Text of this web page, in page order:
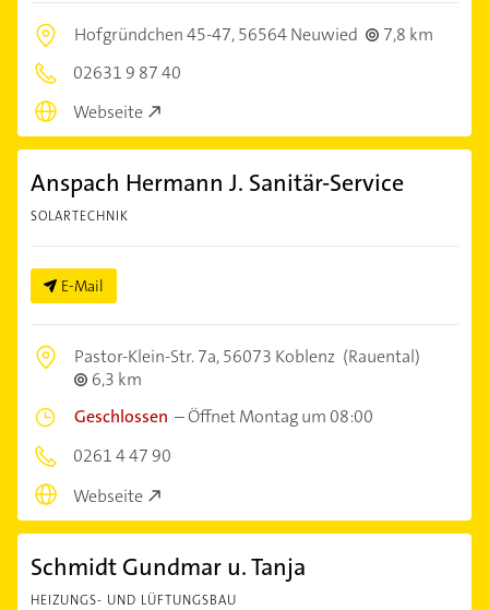
Hofgründchen 45-47,56564 Neuwied
7,8 km
02631 9 87 40
Webseite
Anspach Hermann J. Sanitär-Service
SOLARTECHNIK
E-Mail
Pastor-Klein-Str. 7a,56073 Koblenz (Rauental)
6,3 km
Geschlossen –Öffnet Montag um 08:00
0261 4 47 90
Webseite
Schmidt Gundmar u. Tanja
HEIZUNGS- UND LÜFTUNGSBAU